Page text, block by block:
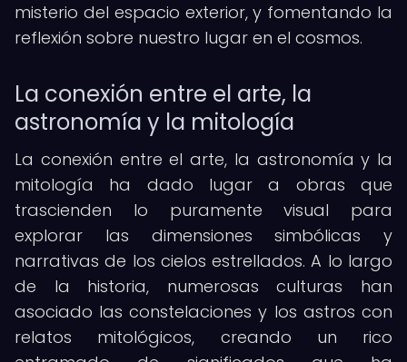
misterio del espacio exterior, y fomentando la
reflexión sobre nuestro lugar en el cosmos.
La conexión entre el arte, la
astronomía y la mitología
La conexión entre el arte, la astronomía y la
mitología ha dado lugar a obras que
trascienden lo puramente visual para
explorar las dimensiones simbólicas y
narrativas de los cielos estrellados. A lo largo
de la historia, numerosas culturas han
asociado las constelaciones y los astros con
relatos mitológicos, creando un rico